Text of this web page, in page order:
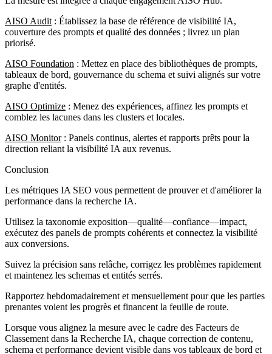
AISO Audit : Établissez la base de référence de visibilité IA,
couverture des prompts et qualité des données ; livrez un plan
priorisé.
AISO Foundation : Mettez en place des bibliothèques de prompts,
tableaux de bord, gouvernance du schema et suivi alignés sur votre
graphe d'entités.
AISO Optimize : Menez des expériences, affinez les prompts et
comblez les lacunes dans les clusters et locales.
AISO Monitor: Panels continus, alertes et rapports prêts pour la
direction reliant la visibilité IA aux revenus.
Conclusion
Les métriques IA SEO vous permettent de prouver et d'améliorer la
performance dans la recherche IA.
Utilisez la taxonomie exposition—qualité—confiance—impact,
exécutez des panels de prompts cohérents et connectez la visibilité
aux conversions.
Suivez la précision sans relâche, corrigez les problèmes rapidement
et maintenez les schemas et entités serrés.
Rapportez hebdomadairement et mensuellement pour que les parties
prenantes voient les progrès et financent la feuille de route.
Lorsque vous alignez la mesure avec le cadre des Facteurs de
Classement dans la Recherche IA, chaque correction de contenu,
schema et performance devient visible dans vos tableaux de bord et